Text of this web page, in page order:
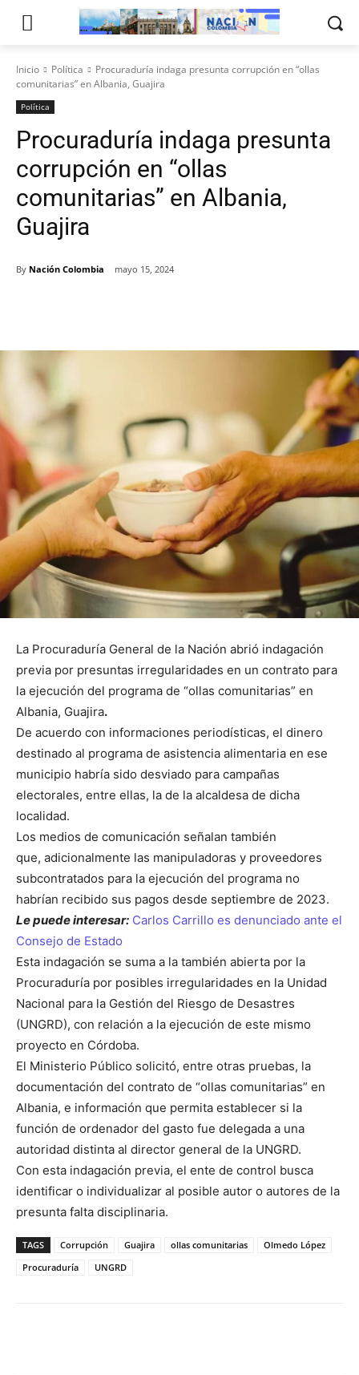
Inicio Política
Procuraduría indaga presunta corrupción en “ollas
comunitarias” en Albania, Guajira
Política
Procuraduría indaga presunta
corrupción en “ollas
comunitarias” en Albania,
Guajira
By Nación Colombia mayo 15, 2024
La Procuraduría General de la Nación abrió indagación
previa por presuntas irregularidades en un contrato para
la ejecución del programa de “ollas comunitarias” en
Albania, Guajira.
De acuerdo con informaciones periodísticas, el dinero
destinado al programa de asistencia alimentaria en ese
municipio habría sido desviado para campañas
electorales, entre ellas, la de la alcaldesa de dicha
localidad.
Los medios de comunicación señalan también
que, adicionalmente las manipuladoras y proveedores
subcontratados para la ejecución del programa no
habrían recibido sus pagos desde septiembre de 2023.
Le puede interesar: Carlos Carrillo es denunciado ante el
Consejo de Estado
Esta indagación se suma a la también abierta por la
Procuraduría por posibles irregularidades en la Unidad
Nacional para la Gestión del Riesgo de Desastres
(UNGRD), con relación a la ejecución de este mismo
proyecto en Córdoba.
El Ministerio Público solicitó, entre otras pruebas, la
documentación del contrato de “ollas comunitarias” en
Albania, e información que permita establecer si la
función de ordenador del gasto fue delegada a una
autoridad distinta al director general de la UNGRD.
Con esta indagación previa, el ente de control busca
identificar o individualizar al posible autor o autores de la
presunta falta disciplinaria.
TAGS Corrupción Guajira ollas comunitarias
Olmedo López
Procuraduría
UNGRD